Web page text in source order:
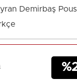
Demirbaş